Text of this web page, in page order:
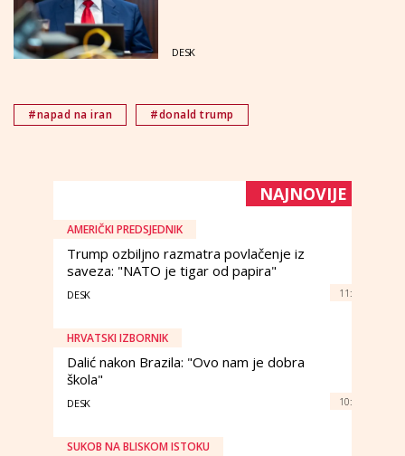
DESK
#napad na iran #donald trump
NAJNOVIJE
AMERIČKI PREDSJEDNIK
Trump ozbiljno razmatra povlačenje iz
saveza: "NATO je tigar od papira"
DESK 11:
HRVATSKI IZBORNIK
Dalić nakon Brazila: "Ovo nam je dobra
škola"
DESK 10:
SUKOB NA BLISKOM ISTOKU